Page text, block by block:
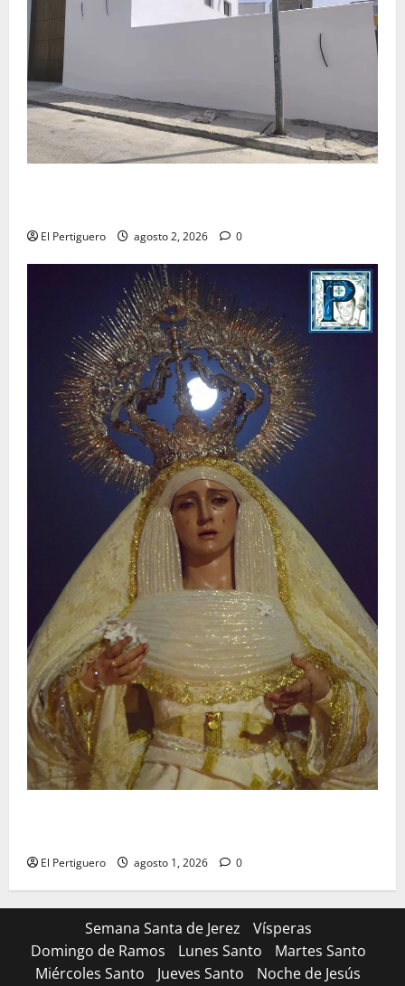
El Pertiguero agosto 2, 2026 0
El Pertiguero agosto 1, 2026 0
Semana Santa de Jerez
Vísperas
Domingo de Ramos
Lunes Santo
Martes Santo
Miércoles Santo
Jueves Santo
Noche de Jesús